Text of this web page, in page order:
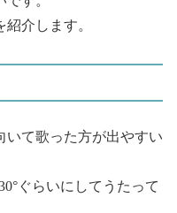
介します。
いて歌った方が出やすい
ぐらいにしてうたって